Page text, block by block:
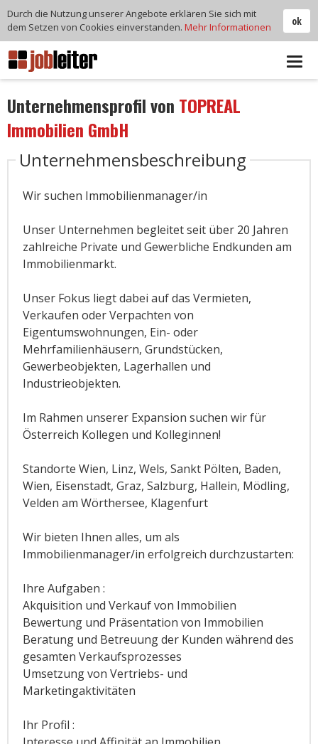
Unternehmensprofil von TOPREAL
Immobilien GmbH
Unternehmensbeschreibung
Wir suchen Immobilienmanager/in
Unser Unternehmen begleitet seit über 20 Jahren
zahlreiche Private und Gewerbliche Endkunden am
Immobilienmarkt.
Unser Fokus liegt dabei auf das Vermieten,
Verkaufen oder Verpachten von
Eigentumswohnungen, Ein- oder
Mehrfamilienhäusern, Grundstücken,
Gewerbeobjekten, Lagerhallen und
Industrieobjekten.
Im Rahmen unserer Expansion suchen wir für
Österreich Kollegen und Kolleginnen!
Standorte Wien, Linz, Wels, Sankt Pölten, Baden,
Wien, Eisenstadt, Graz, Salzburg, Hallein, Mödling,
Velden am Wörthersee, Klagenfurt
Wir bieten Ihnen alles, um als
Immobilienmanager/in erfolgreich durchzustarten:
Ihre Aufgaben :
Akquisition und Verkauf von Immobilien
Bewertung und Präsentation von Immobilien
Beratung und Betreuung der Kunden während des
gesamten Verkaufsprozesses
Umsetzung von Vertriebs- und
Marketingaktivitäten
Ihr Profil :
ok
Durch die Nutzung unserer Angebote erklären Sie sich mit
dem Setzen von Cookies einverstanden. Mehr Informationen